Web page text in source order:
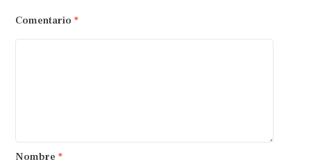
Comentario *
Nombre *